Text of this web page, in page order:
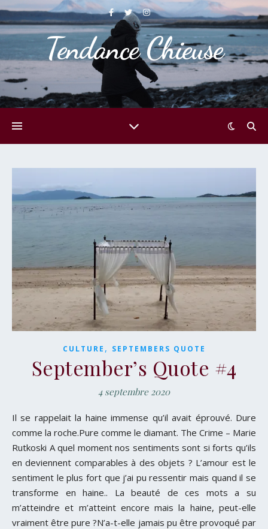
Tendance Chieuse
CULTURE , SEPTEMBERS QUOTE
September’s Quote #4
4 septembre 2020
Il se rappelait la haine immense qu’il avait éprouvé. Dure
comme la roche.Pure comme le diamant. The Crime – Marie
Rutkoski A quel moment nos sentiments sont si forts qu’ils
en deviennent comparables à des objets ? L’amour est le
sentiment le plus fort que j’ai pu ressentir mais quand il se
transforme en haine.. La beauté de ces mots a su
m’atteindre et m’atteint encore mais la haine, peut-elle
vraiment être pure ?N’a-t-elle jamais pu être provoqué par